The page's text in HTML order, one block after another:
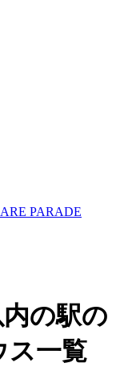
PARADE
の駅の
ス一覧